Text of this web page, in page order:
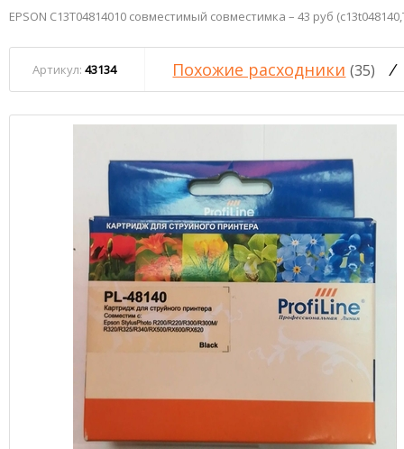
EPSON C13T04814010 совместимый совместимка – 43 руб
Артикул: 43134 Похожие расходники (35) /